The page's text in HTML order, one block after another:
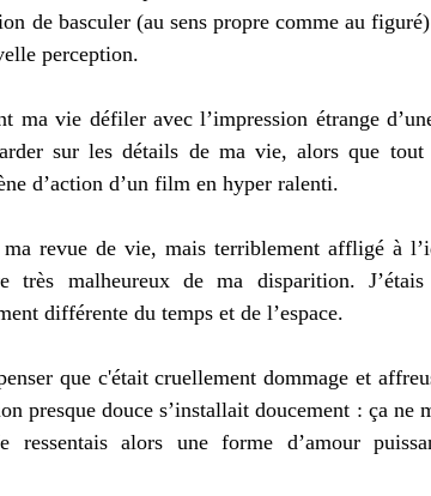
de basculer (au sens propre comme au
perception.
ma vie défiler avec l’impression étrange
sur les détails de ma vie, alors que
d’action d’un film en hyper ralenti.
ma revue de vie, mais terriblement affligé à
très malheureux de ma disparition.
différente du temps et de l’espace.
que c'était cruellement dommage et
presque douce s’installait doucement : ça ne
ressentais alors une forme d’amour